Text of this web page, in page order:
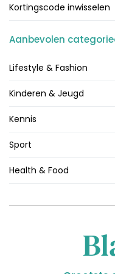
Kortingscode inwisselen
Aanbevolen
Lifestyle & Fashion
Kinderen & Jeugd
Kennis
Sport
Health & Food